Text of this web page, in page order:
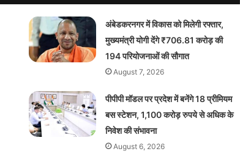
अंबेडकरनगर में विकास को मिलेगी रफ्तार,
मुख्यमंत्री योगी देंगे ₹706.81 करोड़ की
194 परियोजनाओं की सौगात
August 7, 2026
पीपीपी मॉडल पर प्रदेश में बनेंगे 18 प्रीमियम
बस स्टेशन, 1,100 करोड़ रुपये से अधिक के
निवेश की संभावना
August 6, 2026